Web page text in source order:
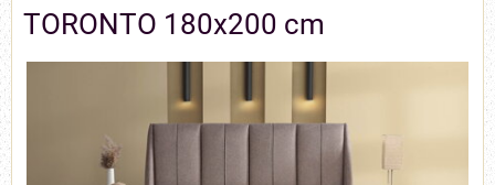
TORONTO 180x200 cm